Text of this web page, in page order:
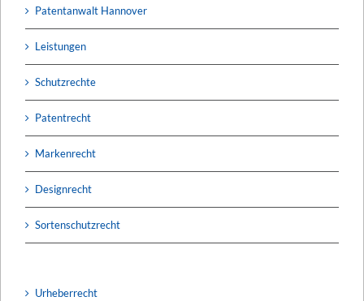
Patentanwalt Hannover
Leistungen
Schutzrechte
Patentrecht
Markenrecht
Designrecht
Sortenschutzrecht
Urheberrecht